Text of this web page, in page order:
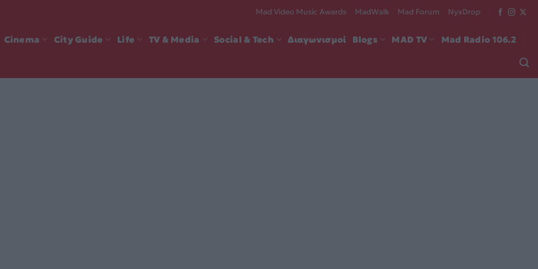
Mad Video Music Awards MadWalk Mad Forum NyxDrop
Cinema City Guide Life TV & Media Social & Tech Διαγωνισμοί Blogs MAD TV Mad Radio 106.2